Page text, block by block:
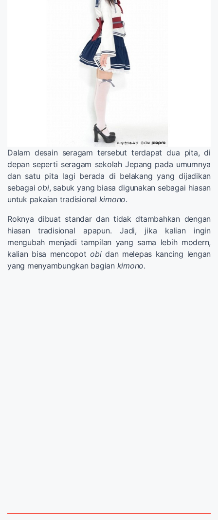
Dalam desain seragam tersebut terdapat dua pita, di
depan seperti seragam sekolah Jepang pada umumnya
dan satu pita lagi berada di belakang yang dijadikan
sebagaiobi, sabuk yang biasa digunakan sebagai hiasan
untuk pakaian tradisional kimono.
Roknya dibuat standar dan tidak dtambahkan dengan
hiasan tradisional apapun. Jadi, jika kalian ingin
mengubah menjadi tampilan yang sama lebih modern,
kalian bisa mencopotobidan melepas kancing lengan
yang menyambungkan bagian kimono.